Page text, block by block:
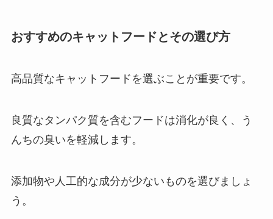
おすすめのキャットフードとその選び方
高品質なキャットフードを選ぶことが重要です。
良質なタンパク質を含むフードは消化が良く、う
んちの臭いを軽減します。
添加物や人工的な成分が少ないものを選びましょ
う。